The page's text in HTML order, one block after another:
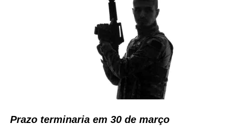
Prazo terminaria em 30 de março